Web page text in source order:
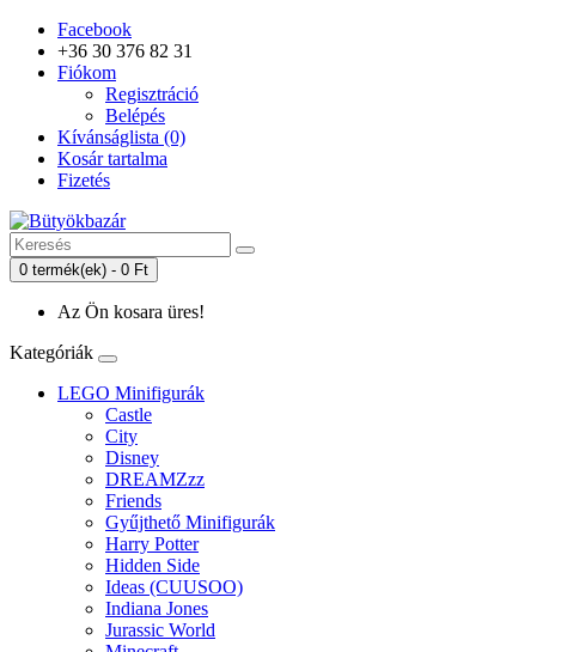
Facebook
+36 30 376 82 31
Fiókom
Regisztráció
Belépés
Kívánságlista (0)
Kosár tartalma
Fizetés
0 termék(ek) - 0 Ft
Az Ön kosara üres!
Kategóriák
LEGO Minifigurák
Castle
City
Disney
DREAMZzz
Friends
Gyűjthető Minifigurák
Harry Potter
Hidden Side
Ideas (CUUSOO)
Indiana Jones
Jurassic World